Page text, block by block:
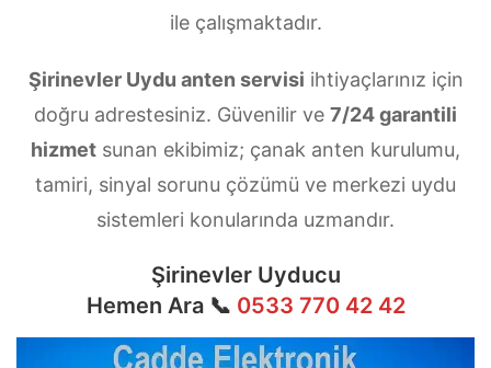
ile çalışmaktadır.
Şirinevler Uydu anten servisi ihtiyaçlarınız için
doğru adrestesiniz. Güvenilir ve 7/24 garantili
hizmet sunan ekibimiz; çanak anten kurulumu,
tamiri, sinyal sorunu çözümü ve merkezi uydu
sistemleri konularında uzmandır.
Şirinevler Uyducu
Hemen Ara 📞 0533 770 42 42